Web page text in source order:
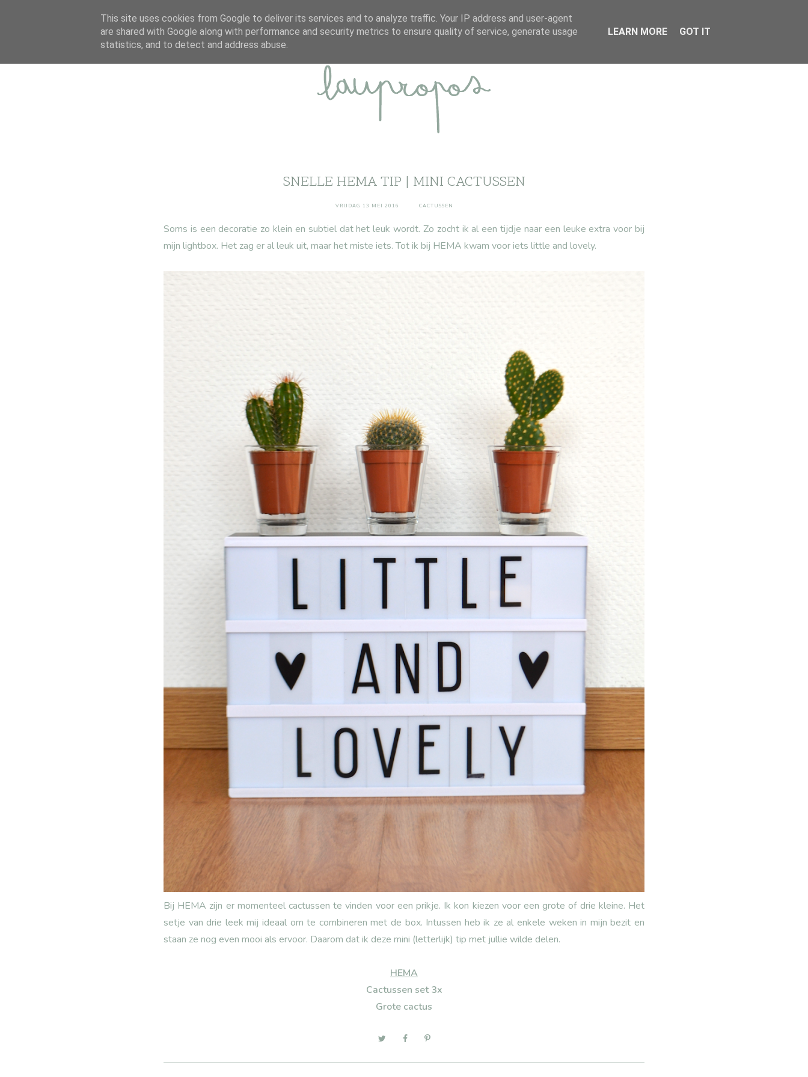
ABOUT DISCLAIMER CONTACT
SNELLE HEMA TIP | MINI CACTUSSEN
VRIJDAG 13 MEI 2016 CACTUSSEN
Soms is een decoratie zo klein en subtiel dat het leuk wordt. Zo zocht ik al een tijdje naar een leuke extra voor bij
mijn lightbox. Het zag er al leuk uit, maar het miste iets. Tot ik bij HEMA kwam voor iets little and lovely.
Bij HEMA zijn er momenteel cactussen te vinden voor een prikje. Ik kon kiezen voor een grote of drie kleine. Het
setje van drie leek mij ideaal om te combineren met de box. Intussen heb ik ze al enkele weken in mijn bezit en
staan ze nog even mooi als ervoor. Daarom dat ik deze mini (letterlijk) tip met jullie wilde delen.
HEMA
Cactussen set 3x
Grote cactus
This site uses cookies from Google to deliver its services and to analyze traffic. Your IP address and user-agent
are shared with Google along with performance and security metrics to ensure quality of service, generate usage
statistics, and to detect and address abuse.
LEARN MORE GOT IT